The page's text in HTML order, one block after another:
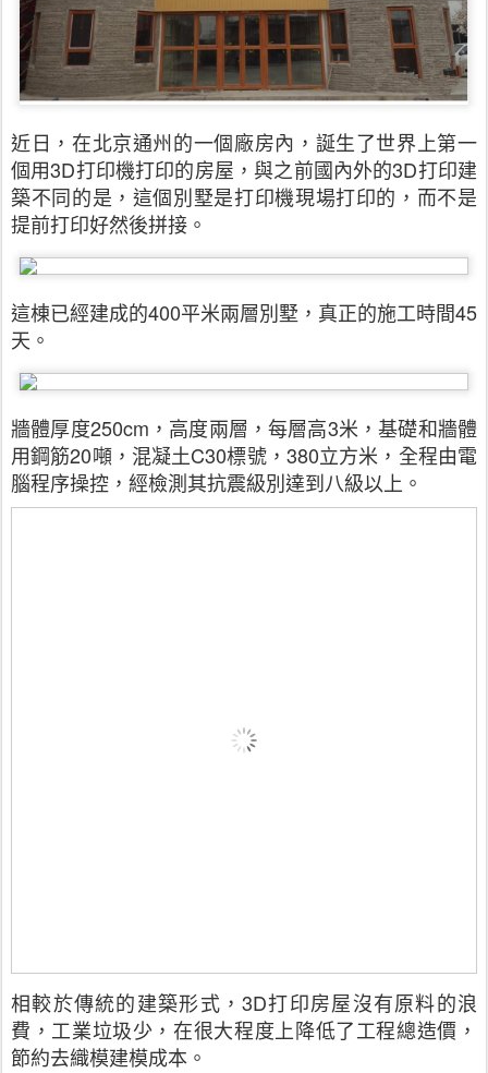
近日，在北京通州的一個廠房內，誕生了世界上第一
個用3D打印機打印的房屋，與之前國內外的3D打印建
築不同的是，這個別墅是打印機現場打印的，而不是
提前打印好然後拼接。
這棟已經建成的400平米兩層別墅，真正的施工時間45
天。
牆體厚度250cm，高度兩層，每層高3米，基礎和牆體
用鋼筋20噸，混凝土C30標號，380立方米，全程由電
腦程序操控，經檢測其抗震級別達到八級以上。
相較於傳統的建築形式，3D打印房屋沒有原料的浪
費，工業垃圾少，在很大程度上降低了工程總造價，
節約去織模建模成本。